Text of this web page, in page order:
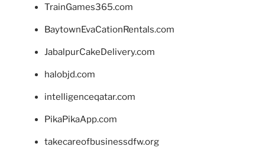
TrainGames365.com
BaytownEvaCationRentals.com
JabalpurCakeDelivery.com
halobjd.com
intelligenceqatar.com
PikaPikaApp.com
takecareofbusinessdfw.org